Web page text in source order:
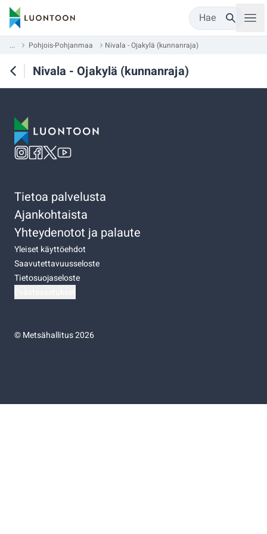
Hae
... Pohjois-Pohjanmaa Nivala - Ojakylä (kunnanraja)
Nivala - Ojakylä (kunnanraja)
Tietoa palvelusta
Ajankohtaista
Yhteydenotot ja palaute
Yleiset käyttöehdot
Saavutettavuusseloste
Tietosuojaseloste
©Metsähallitus 2026